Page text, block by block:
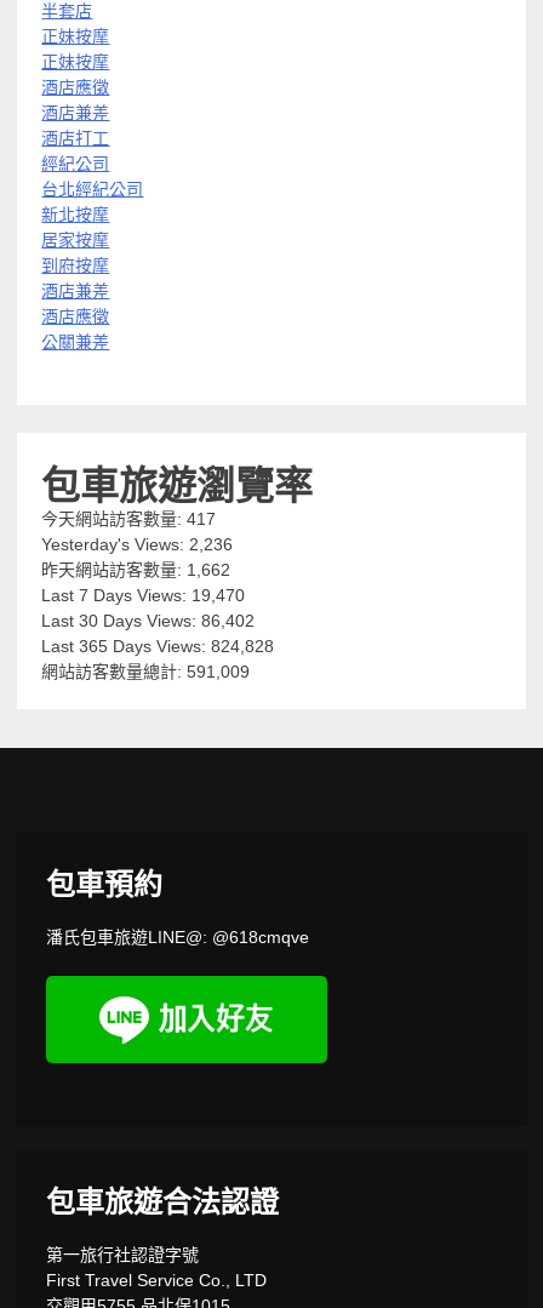
半套店
正妹按摩
正妹按摩
酒店應徵
酒店兼差
酒店打工
經紀公司
台北經紀公司
新北按摩
居家按摩
到府按摩
酒店兼差
酒店應徵
公關兼差
包車旅遊瀏覽率
今天網站訪客數量:417
Yesterday's Views:2,236
昨天網站訪客數量: 1,662
Last 7 Days Views: 19,470
Last 30 Days Views:86,402
Last 365 Days Views:824,828
網站訪客數量總計:591,009
包車預約
潘氏包車旅遊LINE@: @618cmqve
包車旅遊合法認證
第一旅行社認證字號
First Travel Service Co., LTD